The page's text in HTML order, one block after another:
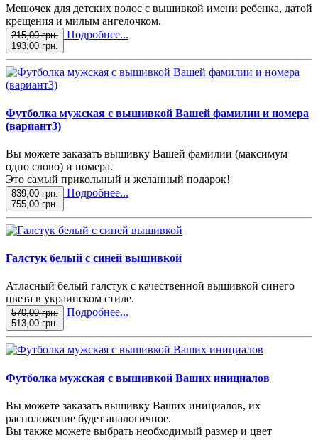
Мешочек для детских волос с вышивкой имени ребенка, датой
крещения и милым ангелочком.
215,00 грн.
193,00 грн.
Подробнее...
Футболка мужская с вышивкой Вашей фамилии и номера
(вариант3)
Вы можете заказать вышивку Вашей фамилии (максимум
одно слово) и номера.
Это самый прикольный и желанный подарок!
839,00 грн.
755,00 грн.
Подробнее...
Галстук белый с синей вышивкой
Атласный белый галстук с качественной вышивкой синего
цвета в украинском стиле.
570,00 грн.
513,00 грн.
Подробнее...
Футболка мужская с вышивкой Ваших инициалов
Вы можете заказать вышивку Ваших инициалов, их
расположение будет аналогичное.
Вы также можете выбрать необходимый размер и цвет